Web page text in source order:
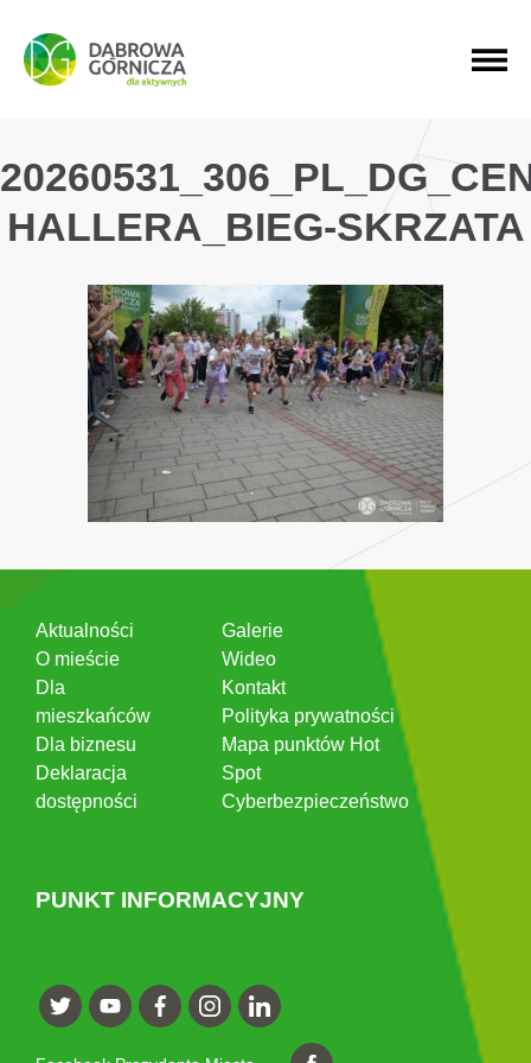
PRZEJDŹ DO MENU GŁÓWNEGO
PRZEJDŹ DO WYSZUKIWARKI
PRZEJDŹ DO TREŚCI
HALLERA_BIEG-SKRZATA
Aktualności
O mieście
Dla
mieszkańców
Dla biznesu
Deklaracja
dostępności
Galerie
Wideo
Kontakt
Polityka prywatności
Mapa punktów Hot
Spot
Cyberbezpieczeństwo
PUNKT INFORMACYJNY